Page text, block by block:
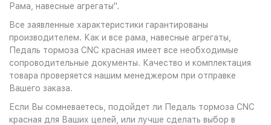
Рама, навесные агрегаты".
Все заявленные характеристики гарантированы
производителем. Как и все рама, навесные агрегаты,
Педаль тормоза CNC красная имеет все необходимые
сопроводительные документы. Качество и комплектация
товара проверяется нашим менеджером при отправке
Вашего заказа.
Если Вы сомневаетесь, подойдет ли Педаль тормоза CNC
красная для Ваших целей, или лучше сделать выбор в